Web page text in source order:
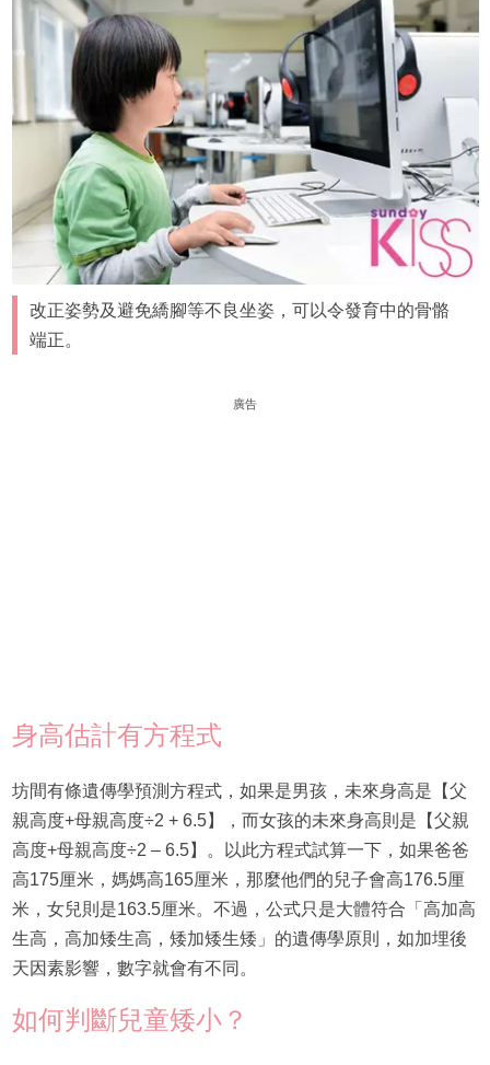
改正姿勢及避免繑腳等不良坐姿，可以令發育中的骨骼
端正。
廣告
身高估計有方程式
坊間有條遺傳學預測方程式，如果是男孩，未來身高是【父
親高度+母親高度÷2 + 6.5】，而女孩的未來身高則是【父親
高度+母親高度÷2 – 6.5】。以此方程式試算一下，如果爸爸
高175厘米，媽媽高165厘米，那麼他們的兒子會高176.5厘
米，女兒則是163.5厘米。不過，公式只是大體符合「高加高
生高，高加矮生高，矮加矮生矮」的遺傳學原則，如加埋後
天因素影響，數字就會有不同。
如何判斷兒童矮小？